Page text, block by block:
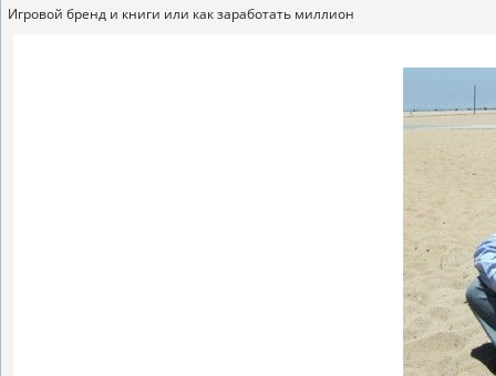
Игровой бренд и книги или как заработать миллион